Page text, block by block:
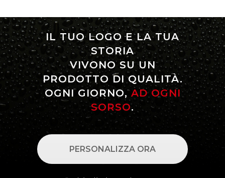
IL TUO LOGO E LA TUA
STORIA
VIVONO SU UN
PRODOTTO DI QUALITÀ.
OGNI GIORNO,AD OGNI
SORSO.
PERSONALIZZA ORA